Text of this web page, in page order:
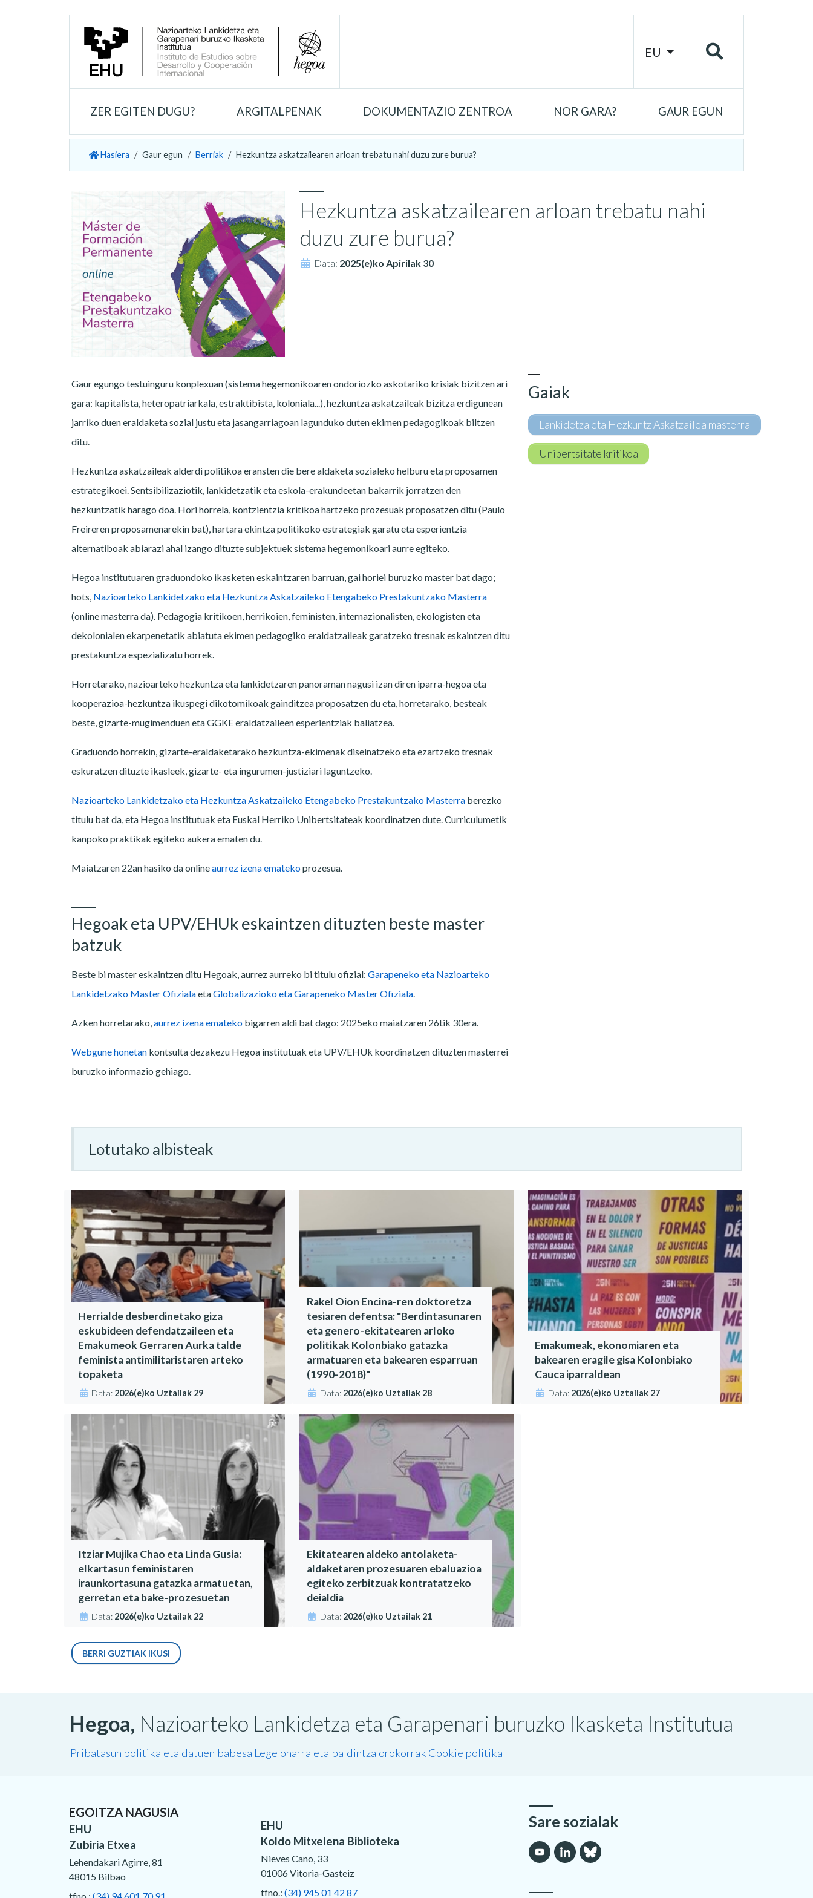
EU
ZER EGITEN DUGU? ARGITALPENAK DOKUMENTAZIO ZENTROA NOR GARA? GAUR EGUN
Hasiera Gaur egun Berriak Hezkuntza askatzailearen arloan trebatu nahi duzu zure burua?
Hezkuntza askatzailearen arloan trebatu nahi
duzu zure burua?
Data: 2025(e)ko Apirilak 30
Gaur egungo testuinguru konplexuan (sistema hegemonikoaren ondoriozko askotariko krisiak bizitzen ari
gara: kapitalista, heteropatriarkala, estraktibista, koloniala...), hezkuntza askatzaileak bizitza erdigunean
jarriko duen eraldaketa sozial justu eta jasangarriagoan lagunduko duten ekimen pedagogikoak biltzen
ditu.
Hezkuntza askatzaileak alderdi politikoa eransten die bere aldaketa sozialeko helburu eta proposamen
estrategikoei. Sentsibilizaziotik, lankidetzatik eta eskola-erakundeetan bakarrik jorratzen den
hezkuntzatik harago doa. Hori horrela, kontzientzia kritikoa hartzeko prozesuak proposatzen ditu (Paulo
Freireren proposamenarekin bat), hartara ekintza politikoko estrategiak garatu eta esperientzia
alternatiboak abiarazi ahal izango dituzte subjektuek sistema hegemonikoari aurre egiteko.
Hegoa institutuaren graduondoko ikasketen eskaintzaren barruan, gai horiei buruzko master bat dago;
hots, Nazioarteko Lankidetzako eta Hezkuntza Askatzaileko Etengabeko Prestakuntzako Masterra
(online masterra da). Pedagogia kritikoen, herrikoien, feministen, internazionalisten, ekologisten eta
dekolonialen ekarpenetatik abiatuta ekimen pedagogiko eraldatzaileak garatzeko tresnak eskaintzen ditu
prestakuntza espezializatu horrek.
Horretarako, nazioarteko hezkuntza eta lankidetzaren panoraman nagusi izan diren iparra-hegoa eta
kooperazioa-hezkuntza ikuspegi dikotomikoak gainditzea proposatzen du eta, horretarako, besteak
beste, gizarte-mugimenduen eta GGKE eraldatzaileen esperientziak baliatzea.
Graduondo horrekin, gizarte-eraldaketarako hezkuntza-ekimenak diseinatzeko eta ezartzeko tresnak
eskuratzen dituzte ikasleek, gizarte- eta ingurumen-justiziari laguntzeko.
Nazioarteko Lankidetzako eta Hezkuntza Askatzaileko Etengabeko Prestakuntzako Masterra berezko
titulu bat da, eta Hegoa institutuak eta Euskal Herriko Unibertsitateak koordinatzen dute. Curriculumetik
kanpoko praktikak egiteko aukera ematen du.
Maiatzaren 22an hasiko da onlineaurrez izena ematekoprozesua.
Hegoak eta UPV/EHUk eskaintzen dituzten beste master
batzuk
Beste bi master eskaintzen ditu Hegoak, aurrez aurreko bi titulu ofizial: Garapeneko eta Nazioarteko
Lankidetzako Master OfizialaetaGlobalizazioko eta Garapeneko Master Ofiziala.
Azken horretarako,aurrez izena emateko bigarren aldi bat dago: 2025eko maiatzaren 26tik 30era.
Webgune honetan kontsulta dezakezu Hegoa institutuak eta UPV/EHUk koordinatzen dituzten masterrei
buruzko informazio gehiago.
Gaiak
Lankidetza eta Hezkuntz Askatzailea masterra
Unibertsitate kritikoa
Lotutako albisteak
Herrialde desberdinetako giza
eskubideen defendatzaileen eta
Emakumeok Gerraren Aurka talde
feminista antimilitaristaren arteko
topaketa
Data: 2026(e)ko Uztailak 29
Rakel Oion Encina-ren doktoretza
tesiaren defentsa: "Berdintasunaren
eta genero-ekitatearen arloko
politikak Kolonbiako gatazka
armatuaren eta bakearen esparruan
(1990-2018)"
Data: 2026(e)ko Uztailak 28
Emakumeak, ekonomiaren eta
bakearen eragile gisa Kolonbiako
Cauca iparraldean
Data: 2026(e)ko Uztailak 27
Itziar Mujika Chao eta Linda Gusia:
elkartasun feministaren
iraunkortasuna gatazka armatuetan,
gerretan eta bake-prozesuetan
Data: 2026(e)ko Uztailak 22
Ekitatearen aldeko antolaketa-
aldaketaren prozesuaren ebaluazioa
egiteko zerbitzuak kontratatzeko
deialdia
Data: 2026(e)ko Uztailak 21
BERRI GUZTIAK IKUSI
Hegoa, Nazioarteko Lankidetza eta Garapenari buruzko Ikasketa Institutua
Pribatasun politika eta datuen babesa Lege oharra eta baldintza orokorrak Cookie politika
EGOITZA NAGUSIA
EHU
Zubiria Etxea
Lehendakari Agirre, 81
48015 Bilbao
EHU
Koldo Mitxelena Biblioteka
Nieves Cano, 33
01006 Vitoria-Gasteiz
tfno.: (34) 945 01 42 87
Sare sozialak